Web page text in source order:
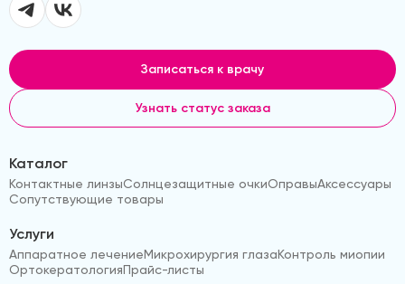
Записаться к врачу
Узнать статус заказа
Каталог
Контактные линзыСолнцезащитные очкиОправыАксессуары
Сопутствующие товары
Услуги
Аппаратное лечениеМикрохирургия глазаКонтроль миопии
ОртокератологияПрайс-листы